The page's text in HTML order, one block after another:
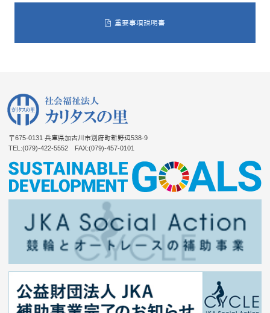
重要事項説明書
〒675-0131兵庫県加古川市別府町新野辺538-9
TEL:(079)-422-5552 FAX:(079)-457-0101